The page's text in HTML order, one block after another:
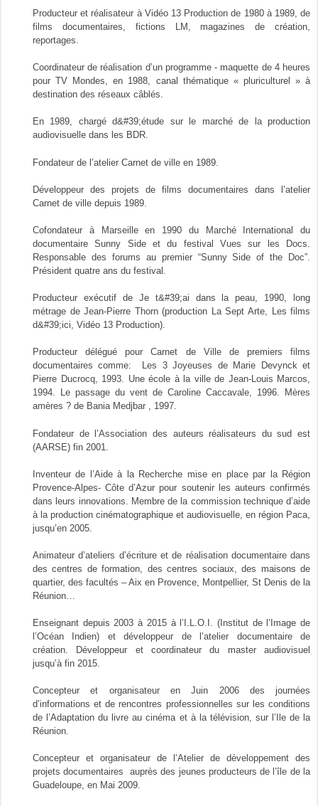
Producteur et réalisateur à Vidéo 13 Production de 1980 à 1989, de
films documentaires, fictions LM, magazines de création,
reportages.
Coordinateur de réalisation d’un programme - maquette de 4 heures
pour TV Mondes, en 1988, canal thématique « pluriculturel » à
destination des réseaux câblés.
En 1989, chargé d&#39;étude sur le marché de la production
audiovisuelle dans les BDR.
Fondateur de l’atelier Carnet de ville en 1989.
Développeur des projets de films documentaires dans l’atelier
Carnet de ville depuis 1989.
Cofondateur à Marseille en 1990 du Marché International du
documentaire Sunny Side et du festival Vues sur les Docs.
Responsable des forums au premier “Sunny Side of the Doc”.
Président quatre ans du festival.
Producteur exécutif de Je t&#39;ai dans la peau, 1990, long
métrage de Jean-Pierre Thorn (production La Sept Arte, Les films
d&#39;ici, Vidéo 13 Production).
Producteur délégué pour Carnet de Ville de premiers films
documentaires comme: Les 3 Joyeuses de Marie Devynck et
Pierre Ducrocq, 1993. Une école à la ville de Jean-Louis Marcos,
1994. Le passage du vent de Caroline Caccavale, 1996. Mères
amères ? de Bania Medjbar , 1997.
Fondateur de l’Association des auteurs réalisateurs du sud est
(AARSE) fin 2001.
Inventeur de l’Aide à la Recherche mise en place par la Région
Provence-Alpes- Côte d’Azur pour soutenir les auteurs confirmés
dans leurs innovations. Membre de la commission technique d’aide
à la production cinématographique et audiovisuelle, en région Paca,
jusqu’en 2005.
Animateur d’ateliers d’écriture et de réalisation documentaire dans
des centres de formation, des centres sociaux, des maisons de
quartier, des facultés – Aix en Provence, Montpellier, St Denis de la
Réunion…
Enseignant depuis 2003 à 2015 à l’I.L.O.I. (Institut de l’Image de
l’Océan Indien) et développeur de l’atelier documentaire de
création. Développeur et coordinateur du master audiovisuel
jusqu’à fin 2015.
Concepteur et organisateur en Juin 2006 des journées
d’informations et de rencontres professionnelles sur les conditions
de l’Adaptation du livre au cinéma et à la télévision, sur l’Ile de la
Réunion.
Concepteur et organisateur de l’Atelier de développement des
projets documentaires auprès des jeunes producteurs de l’île de la
Guadeloupe, en Mai 2009.